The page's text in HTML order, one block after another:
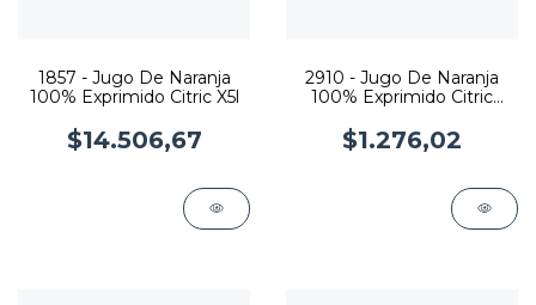
1857 - Jugo De Naranja
100% Exprimido Citric X5l
$14.506,67
2910 - Jugo De Naranja
100% Exprimido Citric
$1.276,02